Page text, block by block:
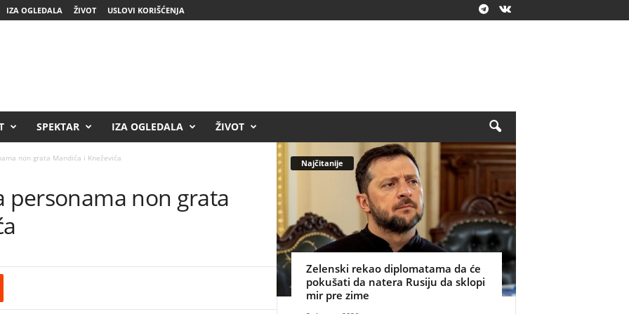
IZA OGLEDALA ŽIVOT USLOVI KORIŠĆENJA
SPEKTAR IZA OGLEDALA ŽIVOT
non grata Mandića i Kneževića
personama non grata
Najčitanije
Zelenski rekao diplomatama da će
pokušati da natera Rusiju da sklopi
mir pre zime